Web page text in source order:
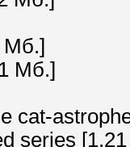
Мб.]
Мб.]
cat-
series